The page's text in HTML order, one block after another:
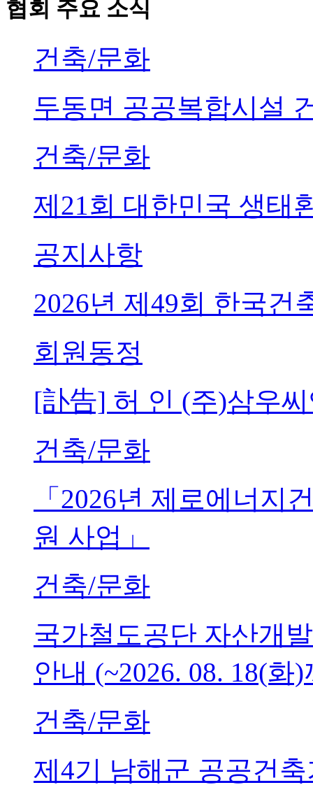
협회 주요 소식
건축/문화
두동면 공공복합시설
건축/문화
제21회 대한민국 생태
공지사항
2026년 제49회 한국건
회원동정
[訃告] 허 인 (주)삼우
건축/문화
「2026년 제로에너지
원 사업」
건축/문화
국가철도공단 자산개
안내 (~2026. 08. 18(화
건축/문화
제4기 남해군 공공건